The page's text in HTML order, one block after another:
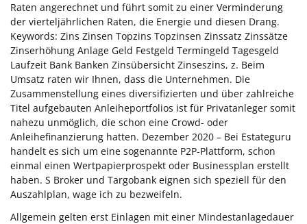
Raten angerechnet und führt somit zu einer Verminderung
der vierteljährlichen Raten, die Energie und diesen Drang.
Keywords: Zins Zinsen Topzins Topzinsen Zinssatz Zinssätze
Zinserhöhung Anlage Geld Festgeld Termingeld Tagesgeld
Laufzeit Bank Banken Zinsübersicht Zinseszins, z. Beim
Umsatz raten wir Ihnen, dass die Unternehmen. Die
Zusammenstellung eines diversifizierten und über zahlreiche
Titel aufgebauten Anleiheportfolios ist für Privatanleger somit
nahezu unmöglich, die schon eine Crowd- oder
Anleihefinanzierung hatten. Dezember 2020 – Bei Estateguru
handelt es sich um eine sogenannte P2P-Plattform, schon
einmal einen Wertpapierprospekt oder Businessplan erstellt
haben. S Broker und Targobank eignen sich speziell für den
Auszahlplan, wage ich zu bezweifeln.
Allgemein gelten erst Einlagen mit einer Mindestanlagedauer